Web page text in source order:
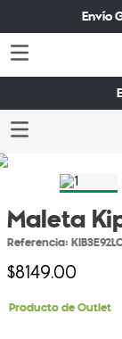
Envío
Maleta
Referencia:
$8149.00
Producto de Outlet